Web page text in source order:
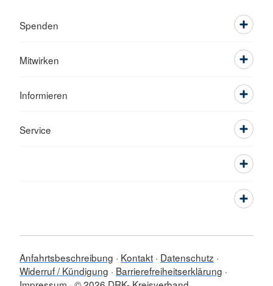
Spenden
Mitwirken
Informieren
Service
Anfahrtsbeschreibung Kontakt Datenschutz
Widerruf / Kündigung
Barrierefreiheitserklärung